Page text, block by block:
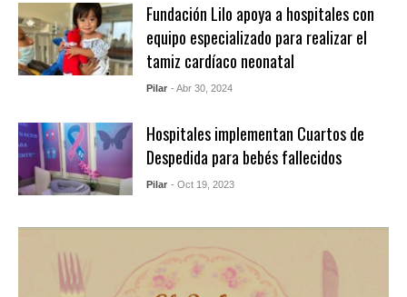
Fundación Lilo apoya a hospitales con
equipo especializado para realizar el
tamiz cardíaco neonatal
Pilar - Abr 30, 2024
Hospitales implementan Cuartos de
Despedida para bebés fallecidos
Pilar - Oct 19, 2023